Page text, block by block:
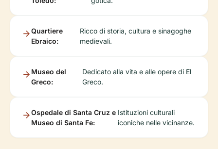
Quartiere
Ebraico:
Ricco di storia, cultura e sinagoghe
medievali.
Museo del
Greco:
Dedicato alla vita e alle opere di El
Greco.
Ospedale di Santa Cruz e
Museo di Santa Fe:
Istituzioni culturali
iconiche nelle vicinanze.